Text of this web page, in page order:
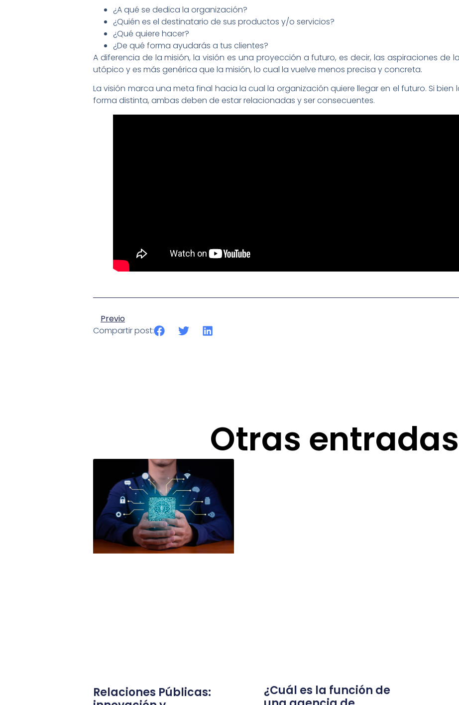
¿A qué se dedica la organización?
¿Quién es el destinatario de sus productos y/o servicios?
¿Qué quiere hacer?
¿De qué forma ayudarás a tus clientes?
A diferencia de la misión, la visión es una proyección a futuro, es decir, las aspiraciones de
utópico y es más genérica que la misión, lo cual la vuelve menos precisa y concreta.
La visión marca una meta final hacia la cual la organización quiere llegar en el futuro. Si bien
forma distinta, ambas deben de estar relacionadas y ser consecuentes.
Previo
Compartir post:
Otras entradas
Relaciones Públicas:
¿Cuál es la función de